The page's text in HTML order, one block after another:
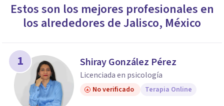
ENCONTRAR MI TERAPEUTA
¿Necesitas ayuda para encontrar el
Responde a unas breves preguntas y te ofreceremos
los profesionales que más se ajustan a tus
necesidades.
Responder cuestionario
Estos son los mejores profesionales en
los alrededores deJalisco, México
1 Shiray González Pérez
Licenciada en psicología
No verificado Terapia Online